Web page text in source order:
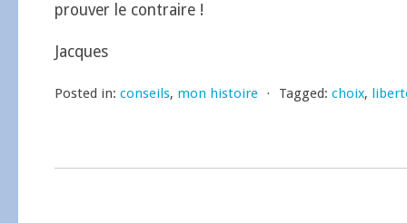
prouver le contraire !
Jacques
Posted in: conseils, mon histoire ⋅ Tagged: choix,